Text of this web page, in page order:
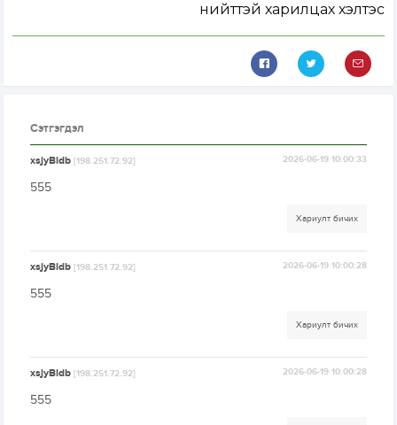
нийттэй харилцах хэлтэс
Сэтгэгдэл
xsjyBldb[198.251.72.92] 2026-06-19 10:00:33
555
Хариулт бичих
xsjyBldb[198.251.72.92] 2026-06-19 10:00:28
555
Хариулт бичих
xsjyBldb[198.251.72.92] 2026-06-19 10:00:28
555